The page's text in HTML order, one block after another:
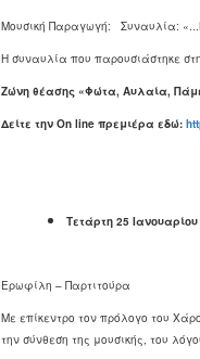
Μουσική Παραγωγή: Συναυλία:
Η συναυλία που παρουσιάστηκε
Ζώνη θέασης «Φώτα, Αυλαία,
Δείτε την On lineπρεμιέρα εδώ:
Τετάρτη 25 Ιανουαρίου
Ερωφίλη – Παρτιτούρα
Με επίκεντρο τον πρόλογο του
την σύνθεση της μουσικής, του